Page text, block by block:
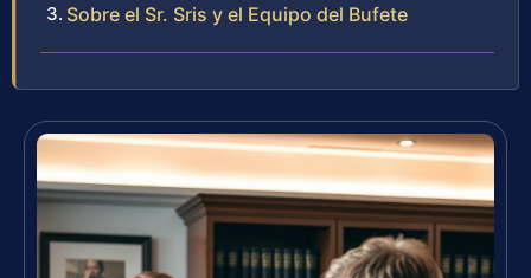
Sobre el Sr. Sris y el Equipo del Bufete